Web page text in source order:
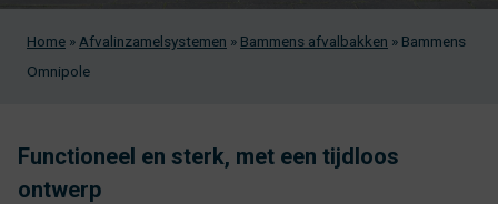
Home » Afvalinzamelsystemen » Bammens afvalbakken » Bammens
Omnipole
Functioneel en sterk, met een tijdloos
ontwerp